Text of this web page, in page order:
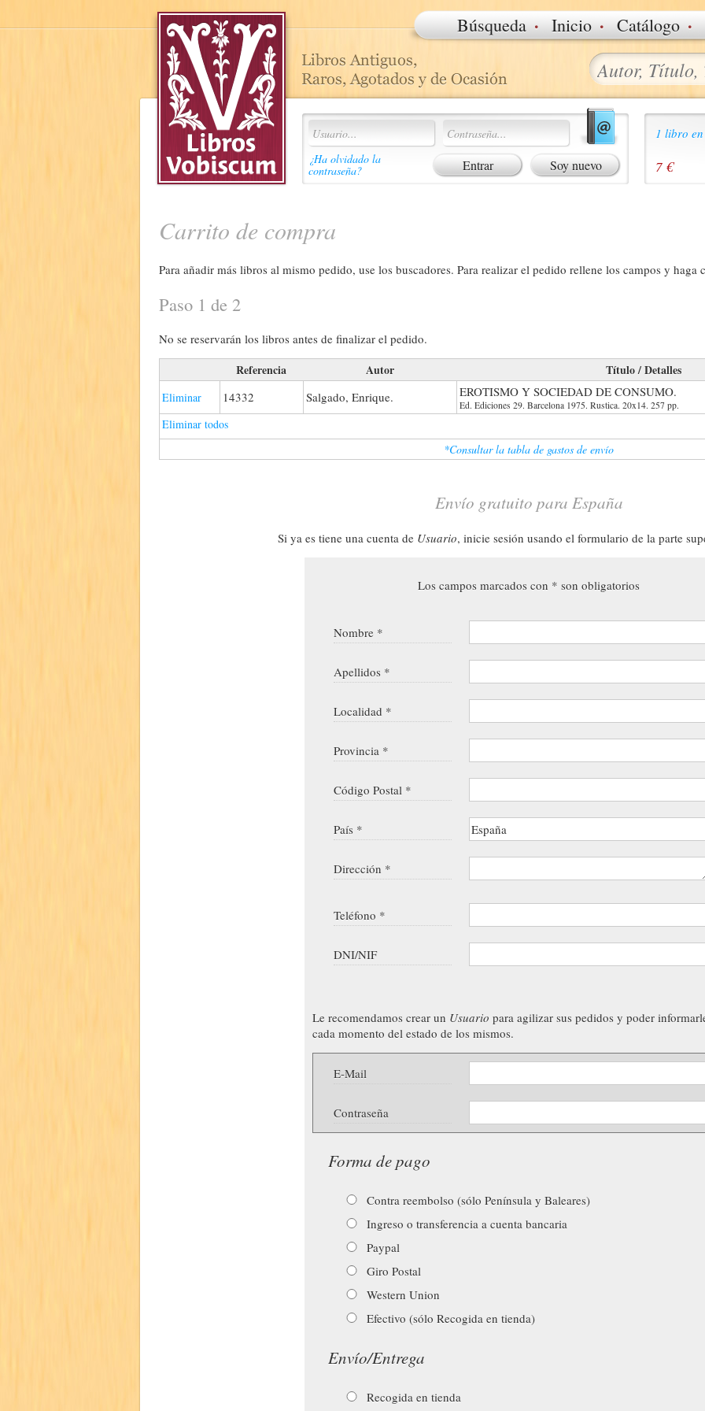
Búsqueda · Inicio · Catálogo ·
¿Ha olvidado la
contraseña? Soy nuevo
1 libro
7 €
Carrito de compra
Para añadir más libros al mismo pedido, use los buscadores. Para realizar el pedido rellene los campos y haga
Paso 1 de 2
No se reservarán los libros antes de finalizar el pedido.
Referencia Autor Título / Detalles
Eliminar 14332 Salgado, Enrique. EROTISMO Y SOCIEDAD DE CONSUMO.
Ed. Ediciones 29. Barcelona 1975. Rustica. 20x14. 257 pp.
Eliminar todos
*Consultar la tabla de gastos de envío
Envío gratuito para España
Si ya es tiene una cuenta de Usuario, inicie sesión usando el formulario de la parte
Los campos marcados con * son obligatorios
Nombre *
Apellidos *
Localidad *
Provincia *
Código Postal *
País *
Dirección *
Teléfono *
DNI/NIF
Le recomendamos crear un Usuario para agilizar sus pedidos y poder
cada momento del estado de los mismos.
E-Mail
Contraseña
Forma de pago
Contra reembolso (sólo Península y Baleares)
Ingreso o transferencia a cuenta bancaria
Paypal
Giro Postal
Western Union
Efectivo (sólo Recogida en tienda)
Envío/Entrega
Recogida en tienda